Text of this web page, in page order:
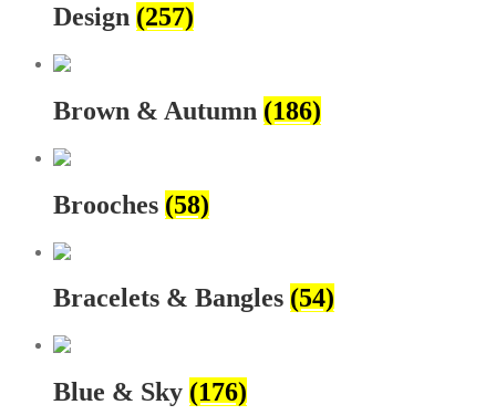
Design (257)
Brown & Autumn (186)
Brooches (58)
Bracelets & Bangles (54)
Blue & Sky (176)